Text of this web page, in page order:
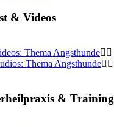
& Videos
Thema Angsthunde
Thema Angsthunde
& Training